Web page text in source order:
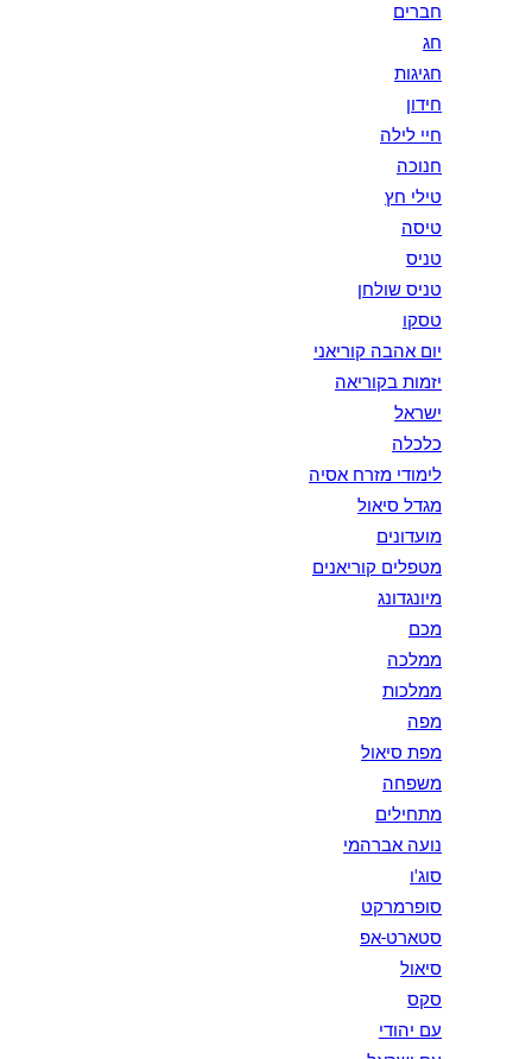
חברים
חג
חגיגות
חידון
חיי לילה
חנוכה
טילי חץ
טיסה
טניס
טניס שולחן
טסקו
יום אהבה קוריאני
יזמות בקוריאה
ישראל
כלכלה
לימודי מזרח אסיה
מגדל סיאול
מועדונים
מטפלים קוריאנים
מיונגדונג
מכם
ממלכה
ממלכות
מפה
מפת סיאול
משפחה
מתחילים
נועה אברהמי
סוג'ו
סופרמרקט
סטארט-אפ
סיאול
סקס
עם יהודי